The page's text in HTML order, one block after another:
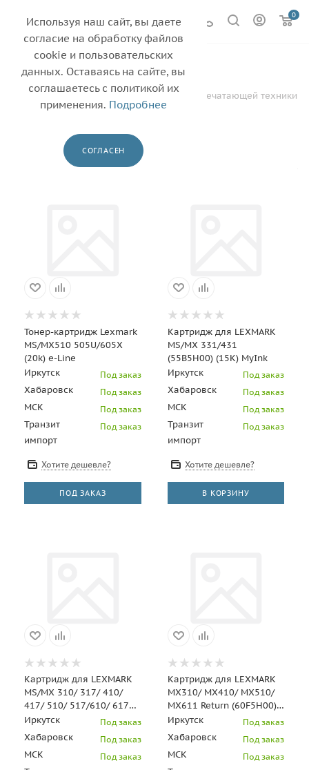
0
Lexmark 22
Главная — Каталог — Картриджи для печатающей техники
совместимые — Lexmark
Тонер-картридж Lexmark
MS/MX510 505U/605X
(20k) e-Line
Иркутск
Под заказ
Хабаровск Под заказ
МСК Под заказ
Транзит
импорт
Под заказ
Хотите дешевле?
ПОД ЗАКАЗ
Картридж для LEXMARK
MS/MX 331/431
(55B5H00) (15K) MyInk
Иркутск
Под заказ
Хабаровск Под заказ
МСК Под заказ
Транзит
импорт
Под заказ
Хотите дешевле?
В КОРЗИНУ
Картридж для LEXMARK
MS/MX 310/ 317/ 410/
417/ 510/ 517/610/ 617
(All Regions) (5K) (для
любого ПО)
Иркутск Под заказ
Хабаровск Под заказ
МСК Под заказ
Картридж для LEXMARK
MX310/ MX410/ MX510/
MX611 Return (60F5H00)
(605H) (10K) UNITON
Premium
Иркутск Под заказ
Хабаровск Под заказ
МСК Под заказ
Используя наш сайт, вы даете
согласие на обработку файлов
cookie и пользовательских
данных. Оставаясь на сайте, вы
соглашаетесь с политикой их
применения. Подробнее
СОГЛАСЕН